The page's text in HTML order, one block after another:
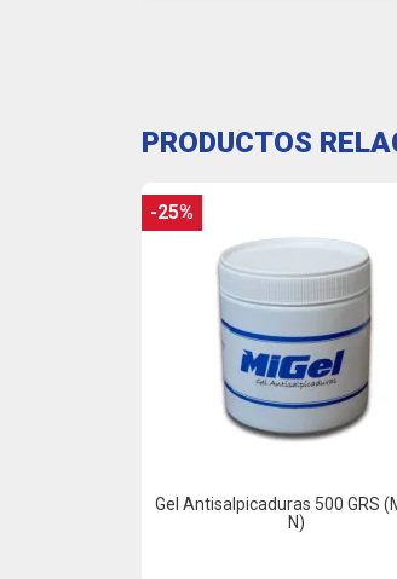
PRODUCTOS
Gel Antisalpicaduras 500 GRS
N)
-25%